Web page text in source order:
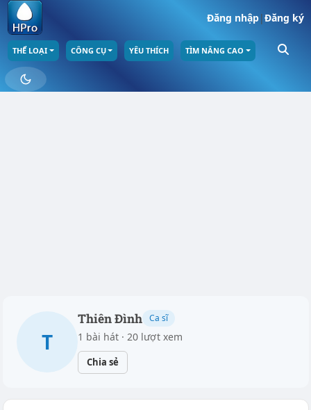
Đăng nhập|Đăng ký
THỂ LOẠI CÔNG CỤ YÊU THÍCH TÌM NÂNG CAO
T
Thiên Đình Ca sĩ
1 bài hát · 20 lượt xem
Chia sẻ